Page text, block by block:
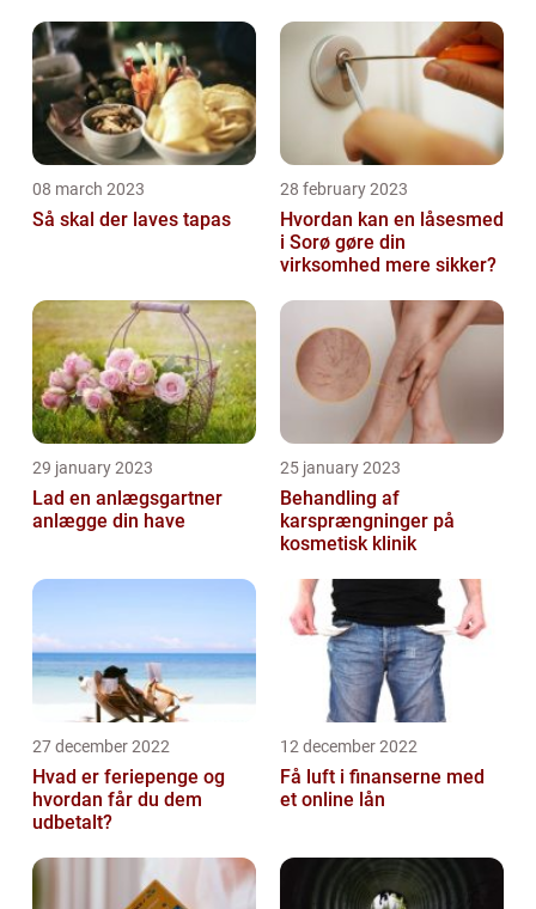
08 march 2023
Så skal der laves tapas
28 february 2023
Hvordan kan en låsesmed
i Sorø gøre din
virksomhed mere sikker?
29 january 2023
Lad en anlægsgartner
anlægge din have
25 january 2023
Behandling af
karsprængninger på
kosmetisk klinik
27 december 2022
Hvad er feriepenge og
hvordan får du dem
udbetalt?
12 december 2022
Få luft i finanserne med
et online lån